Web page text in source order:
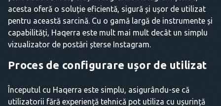
acesta oferă o soluție eficientă, sigură și ușor de utilizat
pentru această sarcină. Cu o gamă largă de instrumente și
capabilități, Haqerra este mult mai mult decât un simplu
vizualizator de postări șterse Instagram.
Proces de configurare ușor de utilizat
Începutul cu Haqerra este simplu, asigurându-se că
utilizatorii fără experiență tehnică pot utiliza cu ușurință